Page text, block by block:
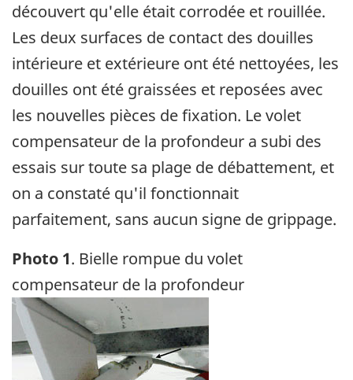
découvert qu'elle était corrodée et rouillée.
Les deux surfaces de contact des douilles
intérieure et extérieure ont été nettoyées, les
douilles ont été graissées et reposées avec
les nouvelles pièces de fixation. Le volet
compensateur de la profondeur a subi des
essais sur toute sa plage de débattement, et
on a constaté qu'il fonctionnait
parfaitement, sans aucun signe de grippage.
Photo 1. Bielle rompue du volet
compensateur de la profondeur
Image